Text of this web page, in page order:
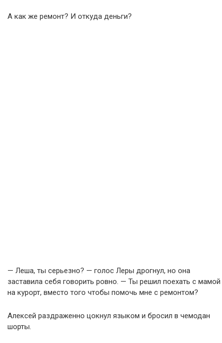
А как же ремонт? И откуда деньги?
— Леша, ты серьезно? — голос Леры дрогнул, но она
заставила себя говорить ровно. — Ты решил поехать с мамой
на курорт, вместо того чтобы помочь мне с ремонтом?
Алексей раздраженно цокнул языком и бросил в чемодан
шорты.